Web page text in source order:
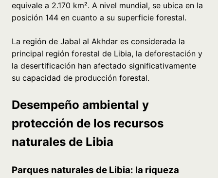
equivale a 2.170 km². A nivel mundial, se ubica en la
posición 144 en cuanto a su superficie forestal.
La región de Jabal al Akhdar es considerada la
principal región forestal de Libia, la deforestación y
la desertificación han afectado significativamente
su capacidad de producción forestal.
Desempeño ambiental y
protección de los recursos
naturales de Libia
Parques naturales de Libia: la riqueza